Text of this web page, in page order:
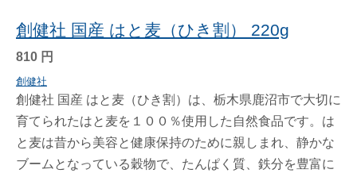
創健社 国産 はと麦（ひき割） 220g
810 円
創健社
創健社 国産 はと麦（ひき割）は、栃木県鹿沼市で大切に
育てられたはと麦を１００％使用した自然食品です。は
と麦は昔から美容と健康保持のために親しまれ、静かな
ブームとなっている穀物で、たんぱく質、鉄分を豊富に